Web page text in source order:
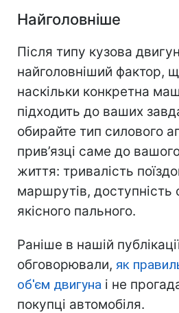
Найголовніше
Після типу кузова
найголовніший фактор,
наскільки конкретна
підходить до ваших
обирайте тип силового
прив’язці саме до
життя: тривалість
маршрутів, доступність
якісного пального.
Раніше в нашій
обговорювали, як
об'єм двигуна і не
покупці автомобіля.